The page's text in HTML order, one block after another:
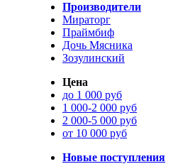
Производители
Мираторг
Праймбиф
Дочь Мясника
Зозулинский
Цена
до 1 000 руб
1 000-2 000 руб
2 000-5 000 руб
от 10 000 руб
Новые поступления